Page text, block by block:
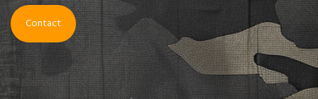
Contact